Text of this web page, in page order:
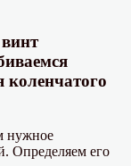
нужное
Определяем его